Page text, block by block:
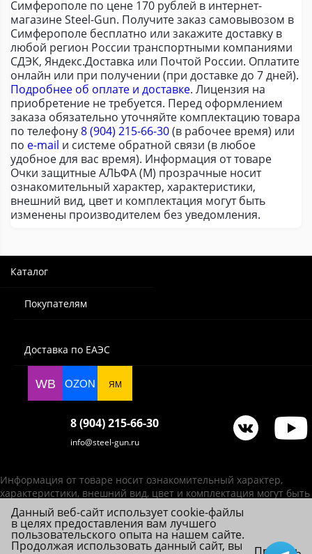
Симферополе по цене 170 рублей в интернет-
магазине Steel-Gun. Получите заказ самовывозом в
Симферополе бесплатно или закажите доставку в
любой регион России транспортными компаниями
СДЭК, Яндекс.Доставка или Почтой России. Оплатите
онлайн или при получении (при доставке до 7 дней).
Подробнее об оплате и доставке. Лицензия на
приобретение не требуется. Перед оформлением
заказа обязательно уточняйте комплектацию товара
по телефону8 (904) 215-66-30(в рабочее время) или
по e-mail и системе обратной связи (в любое
удобное для вас время). Информация от товаре
Очки защитные АЛЬФА (М) прозрачные носит
ознакомительный характер, характеристики,
внешний вид, цвет и комплектация могут быть
изменены производителем без уведомления.
Каталог
Покупателям
Доставка по ЕАЭС
WB OZON ЯМ
8 (904) 215-66-30
info@steel-gun.ru
Информация от товаре носит ознакомительный характер,
характеристики, внешний вид, цвет и комплектация могут быть
изменены производителем без уведомления.
ИП Фролова А. В., ОГРНИП 314784720200492
© 2026 Steel-Gun (Стил Ган) - оптовый интернет-магазин ножей, пневматики,
Данный веб-сайт использует cookie-файлы
в целях предоставления вам лучшего
пользовательского опыта на нашем сайте.
Продолжая использовать данный сайт, вы